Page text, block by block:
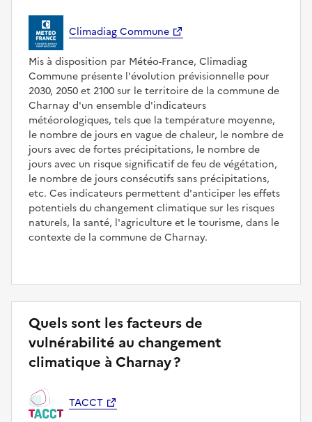
Climadiag Commune
Mis à disposition par Météo-France, Climadiag
Commune présente l'évolution prévisionnelle pour
2030, 2050 et 2100 sur le territoire de la commune de
Charnay d'un ensemble d'indicateurs
météorologiques, tels que la température moyenne,
le nombre de jours en vague de chaleur, le nombre de
jours avec de fortes précipitations, le nombre de
jours avec un risque significatif de feu de végétation,
le nombre de jours consécutifs sans précipitations,
etc. Ces indicateurs permettent d'anticiper les effets
potentiels du changement climatique sur les risques
naturels, la santé, l'agriculture et le tourisme, dans le
contexte de la commune de Charnay.
Quels sont les facteurs de
vulnérabilité au changement
climatique à Charnay ?
TACCT